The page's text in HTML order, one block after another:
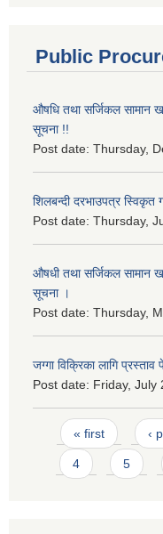
Public
औषधि तथा सर्जिकल सामान
सूचना !!
Post date: Thursday,
शिलबन्दी दरभाउपत्र
Post date: Thursday,
औषधी तथा सर्जिकल सामान
सूचना ।
Post date: Thursday,
जग्गा विक्रिका लागि
Post date: Friday, July
Pages
« first ‹
4 5